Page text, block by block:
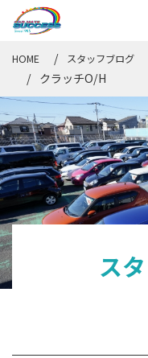
HOME スタッフブログ
クラッチO/H
ス